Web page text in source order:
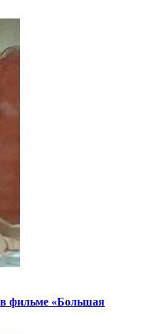
фильме «Большая